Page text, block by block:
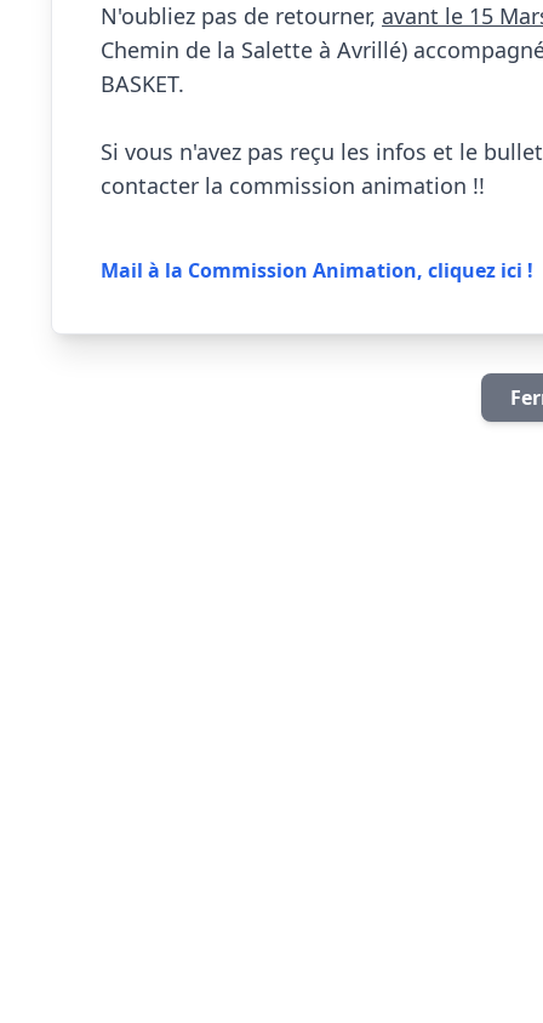
N'oubliez pas de retourner, avant le 15
Chemin de la Salette à Avrillé)
BASKET.
Si vous n'avez pas reçu les infos et le
contacter la commission animation !!
Mail à la Commission Animation, cliquez ici !